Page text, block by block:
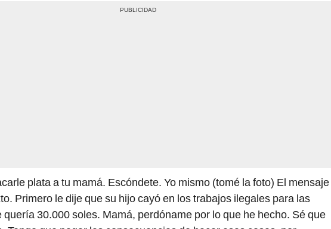
plata a tu mamá. Escóndete. Yo mismo (tomé la foto) El mensaje
Primero le dije que su hijo cayó en los trabajos ilegales para las
quería 30.000 soles. Mamá, perdóname por lo que he hecho. Sé que